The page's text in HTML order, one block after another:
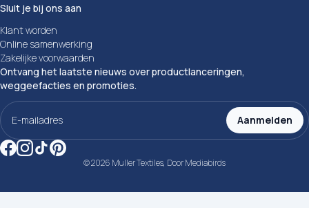
Sluit je bij ons aan
Klant worden
Online samenwerking
Zakelijke voorwaarden
Ontvang het laatste nieuws over productlanceringen,
weggeefacties en promoties.
E-
mailadres
(Vereist)
Aanmelden
© 2026 Muller Textiles, DoorMediabirds